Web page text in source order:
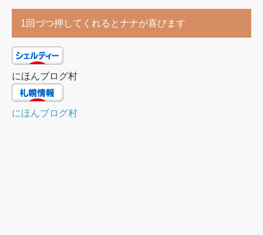
1回づつ押してくれるとナナが喜びます
にほんブログ村
にほんブログ村